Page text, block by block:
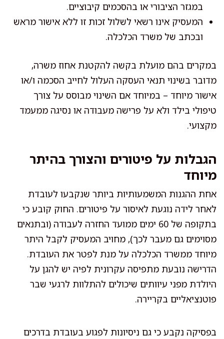
במגזר הציבורי או בהסכמים קיבוציים.
המעסיק אינו רשאי לשלול זכות זו ללא אישור מראש
ובכתב של משרד הכלכלה.
במקרים בהם מועלת בקשה להקטנת אחוז משרה,
מדובר בשינוי תנאי העסקה העלול לחייב הסכמה ו/או
אישור מיוחד – במיוחד אם השינוי מבוסס על צורך
טיפולי בילד ולא על פרישה מעבודה או נסיגה ממעמד
מקצועי.
הגבלות על פיטורים והצורך בהיתר
מיוחד
אחת ההגנות המשמעותיות ביותר שנקבעו לעובדת
לאחר לידה נוגעת לאיסור על פיטורים. החוק קובע כי
בתקופה של 60 ימים ממועד החזרה לעבודה (ובתנאים
מסוימים גם מעבר לכך), מחויב המעסיק לקבל היתר
מיוחד ממשרד הכלכלה על מנת לפטר את העובדת.
הדרישה נובעת מתפיסה עקרונית לפיה יש להגן על
היולדת מפני עיוותים שיכולים להתלוות לרגעי שבר
פוטנציאליים בקריירה.
בפסיקה נקבע כי גם ניסיונות לפגוע בעובדת בדרכים